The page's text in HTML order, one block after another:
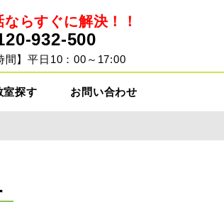
ならすぐに解決！！
932-500
間】平日10：00～17:00
室探す お問い合わせ